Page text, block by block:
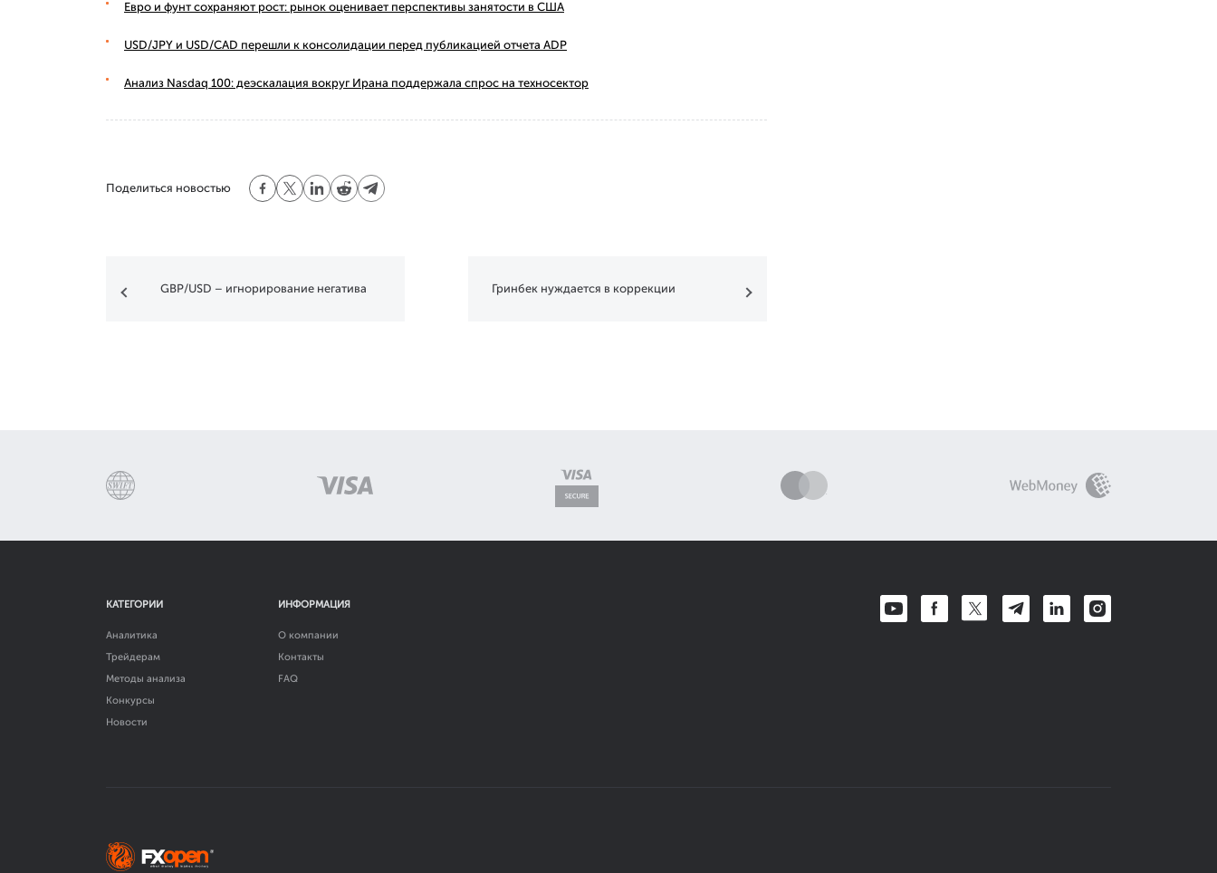
Евро и фунт сохраняют рост: рынок оценивает перспективы занятости в США
USD/JPY и USD/CAD перешли к консолидации перед публикацией отчета ADP
Анализ Nasdaq 100: деэскалация вокруг Ирана поддержала спрос на техносектор
Поделиться новостью
GBP/USD – игнорирование негатива Гринбек нуждается в коррекции
КАТЕГОРИИ
Аналитика
Трейдерам
Методы анализа
Конкурсы
Новости
ИНФОРМАЦИЯ
О компании
Контакты
FAQ